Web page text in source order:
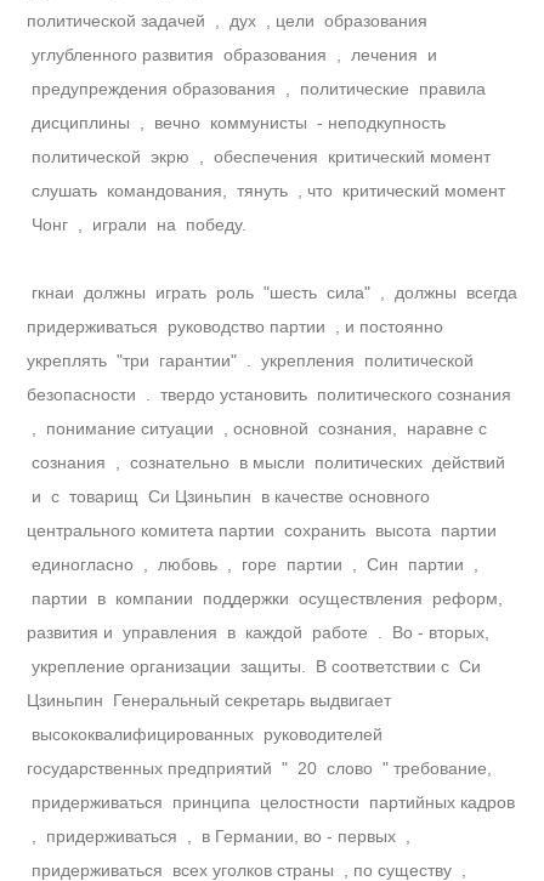
политической задачей , дух , цели образования
углубленного развития образования , лечения и
предупреждения образования , политические правила
дисциплины , вечно коммунисты - неподкупность
политической экрю , обеспечения критический момент
слушать командования, тянуть , что критический момент
Чонг , играли на победу.
гкнаи должны играть роль "шесть сила" , должны всегда
придерживаться руководство партии , и постоянно
укреплять "три гарантии" . укрепления политической
безопасности . твердо установить политического сознания
, понимание ситуации , основной сознания, наравне с
сознания , сознательно в мысли политических действий
и с товарищ Си Цзиньпин в качестве основного
центрального комитета партии сохранить высота партии
единогласно , любовь , горе партии , Син партии ,
партии в компании поддержки осуществления реформ,
развития и управления в каждой работе . Во - вторых,
укрепление организации защиты. В соответствии с Си
Цзиньпин Генеральный секретарь выдвигает
высококвалифицированных руководителей
государственных предприятий " 20 слово " требование,
придерживаться принципа целостности партийных кадров
, придерживаться , в Германии, во - первых ,
придерживаться всех уголков страны , по существу ,